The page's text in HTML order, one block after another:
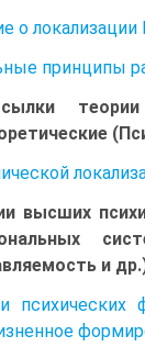
о
принципы
высших
и